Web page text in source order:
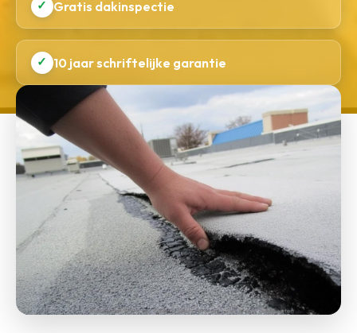
✓ Gratis dakinspectie
✓ 10 jaar schriftelijke garantie